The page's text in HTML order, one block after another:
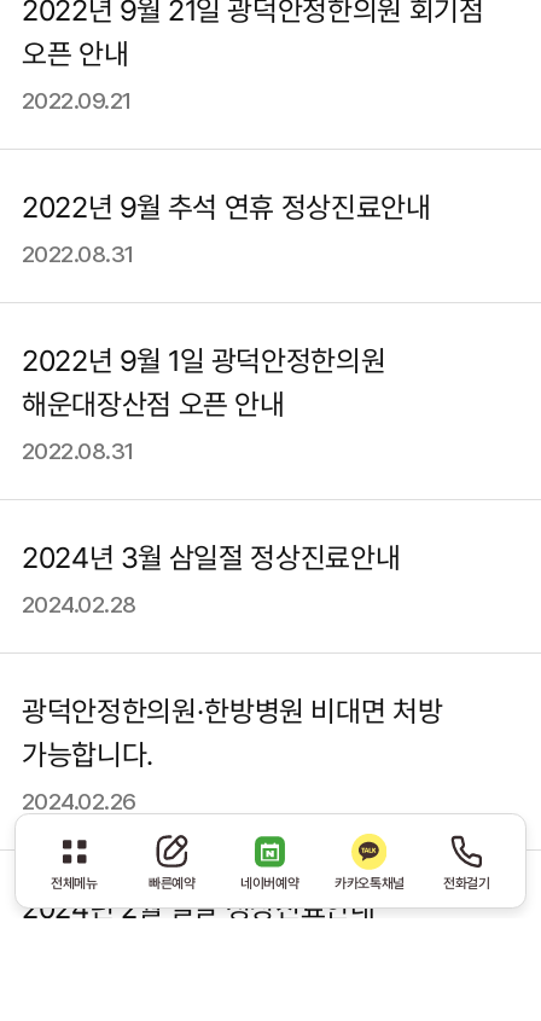
2022년 9월 21일 광덕안정한의원 회기점
오픈 안내
2022.09.21
2022년 9월 추석 연휴 정상진료안내
2022.08.31
2022년 9월 1일 광덕안정한의원
해운대장산점 오픈 안내
2022.08.31
2024년 3월 삼일절 정상진료안내
2024.02.28
광덕안정한의원·한방병원 비대면 처방
가능합니다.
2024.02.26
2024년 2월 설날 정상진료안내
전체메뉴 빠른예약 네이버예약 카카오톡채널 전화걸기